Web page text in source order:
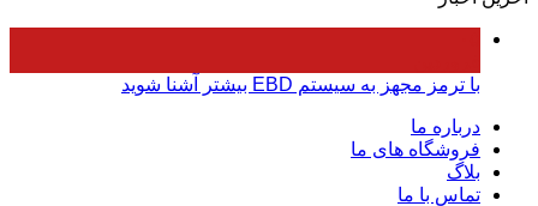
با ترمز مجهز به سیستم EBD بیشتر آشنا شوید
درباره ما
فروشگاه های ما
بلاگ
تماس با ما